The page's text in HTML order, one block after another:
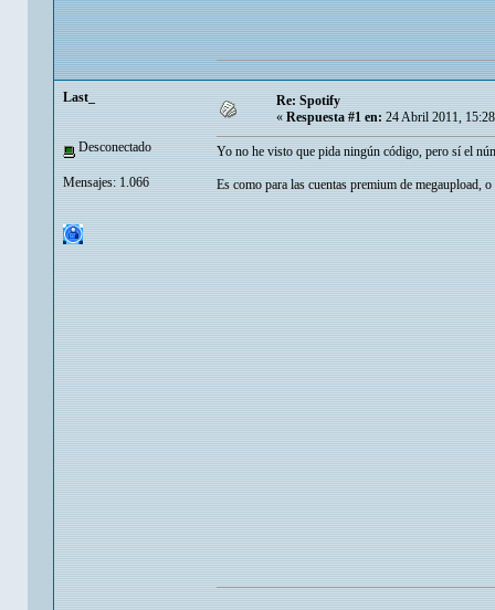
Last_
Desconectado
Mensajes: 1.066
Re: Spotify
« Respuesta #1 en: 24 Abril 2011,
Yo no he visto que pida ningún código, pero sí el
Es como para las cuentas premium de megaupload, o